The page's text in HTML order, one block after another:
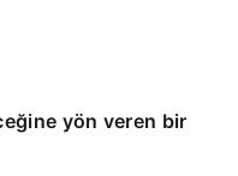
yön veren bir